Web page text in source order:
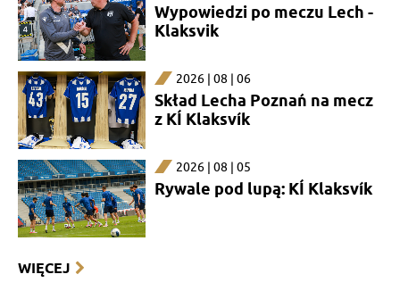
Wypowiedzi po meczu Lech -
Klaksvik
2026 | 08 | 06
Skład Lecha Poznań na mecz
z KÍ Klaksvík
2026 | 08 | 05
Rywale pod lupą: KÍ Klaksvík
WIĘCEJ